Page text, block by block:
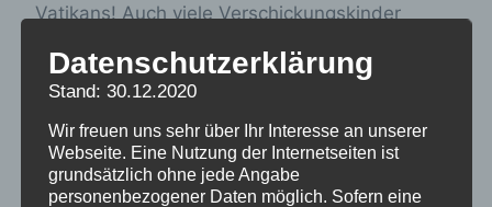
Vatikans! Auch viele Verschickungskinder
Jugendfürsorge, waren auch dort diese
Netzwerke aktiv? Auch waren
Verschickungskinder, neben der Härte, den
Demütigungen und den ungeheuren
Bestrafungen für ganz normale kindliche
Datenschutzerklärung
Stand: 30.12.2020
Wir freuen uns sehr über Ihr Interesse an unserer
Webseite. Eine Nutzung der Internetseiten ist
grundsätzlich ohne jede Angabe
personenbezogener Daten möglich. Sofern eine